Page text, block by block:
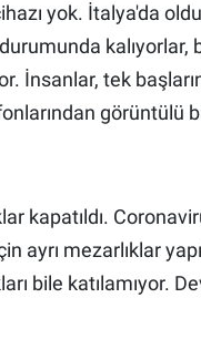
yok. İtalya'da
kalıyorlar,
İnsanlar, tek
görüntülü
kapatıldı.
ayrı mezarlıklar
bile katılamıyor.